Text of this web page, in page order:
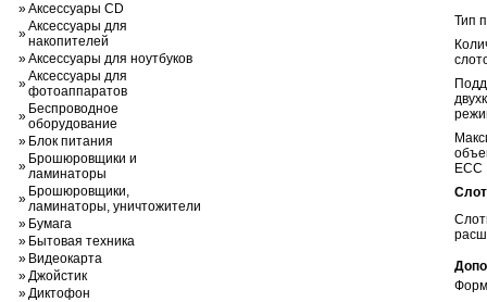
»Аксессуары CD
»Аксессуары для
накопителей
»Аксессуары для ноутбуков
»Аксессуары для
фотоаппаратов
» Беспроводное
оборудование
» Блок питания
» Брошюровщики и
ламинаторы
» Брошюровщики,
ламинаторы, уничтожители
» Бумага
» Бытовая техника
» Видеокарта
»Джойстик
»Диктофон
Тип
ECC